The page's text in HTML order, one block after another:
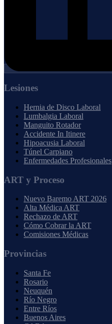
Lesiones
Hernia de Disco Laboral
Lumbalgia Laboral
Manguito Rotador
Accidente In Itinere
Hipoacusia Laboral
Túnel Carpiano
Enfermedades Profesionales
ART y Proceso
Nuevo Baremo ART 2026
Alta Médica ART
Rechazo de ART
Cómo Cobrar la ART
Comisiones Médicas
Provincias
Santa Fe
Rosario
Neuquén
Río Negro
Entre Ríos
Buenos Aires